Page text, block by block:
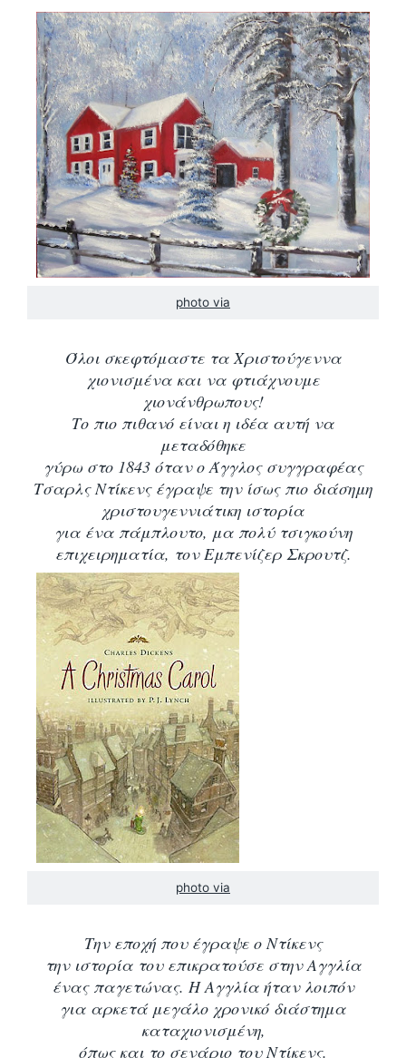
photo via
Όλοι σκεφτόμαστε τα Χριστούγεννα
χιονισμένα και να φτιάχνουμε
χιονάνθρωπους!
Το πιο πιθανό είναι η ιδέα αυτή να
μεταδόθηκε
γύρω στο 1843 όταν ο Άγγλος συγγραφέας
Τσαρλς Ντίκενς έγραψε την ίσως πιο διάσημη
χριστουγεννιάτικη ιστορία
για ένα πάμπλουτο, μα πολύ τσιγκούνη
επιχειρηματία, τον Εμπενίζερ Σκρουτζ.
photo via
Την εποχή που έγραψε ο Ντίκενς
την ιστορία του επικρατούσε στην Αγγλία
ένας παγετώνας. Η Αγγλία ήταν λοιπόν
για αρκετά μεγάλο χρονικό διάστημα
καταχιονισμένη,
όπως και το σενάριο του Ντίκενς.